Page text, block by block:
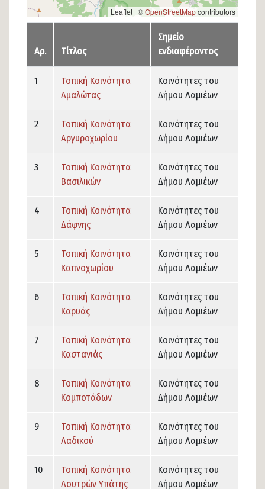
Leaflet | ©OpenStreetMapcontributors
Αρ. Τίτλος
Σημείο
ενδιαφέροντος
1
Τοπική Κοινότητα
Αμαλώτας
Κοινότητες του
Δήμου Λαμιέων
2
Τοπική Κοινότητα
Αργυροχωρίου
Κοινότητες του
Δήμου Λαμιέων
3
Τοπική Κοινότητα
Βασιλικών
Κοινότητες του
Δήμου Λαμιέων
4
Τοπική Κοινότητα
Δάφνης
Κοινότητες του
Δήμου Λαμιέων
5
Τοπική Κοινότητα
Καπνοχωρίου
Κοινότητες του
Δήμου Λαμιέων
6
Τοπική Κοινότητα
Καρυάς
Κοινότητες του
Δήμου Λαμιέων
7
Τοπική Κοινότητα
Καστανιάς
Κοινότητες του
Δήμου Λαμιέων
8
Τοπική Κοινότητα
Κομποτάδων
Κοινότητες του
Δήμου Λαμιέων
9
Τοπική Κοινότητα
Λαδικού
Κοινότητες του
Δήμου Λαμιέων
10
Τοπική Κοινότητα
Λουτρών Υπάτης
Κοινότητες του
Δήμου Λαμιέων